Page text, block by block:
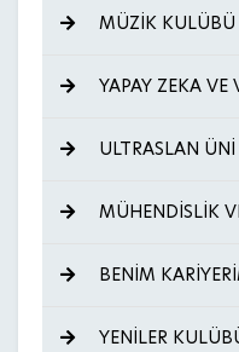
MÜZİK KULÜBÜ
YAPAY ZEKA
ULTRASLAN
MÜHENDİSLİK
BENİM
YENİLER